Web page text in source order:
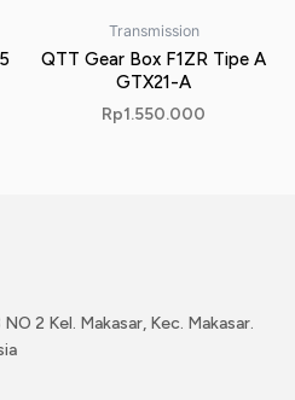
Transmission
QTT Gear Box F1ZR Tipe A
GTX21-A
Rp1.550.000
2 Kel. Makasar, Kec. Makasar.